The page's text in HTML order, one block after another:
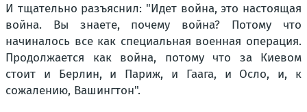
И тщательно разъяснил: "Идет война, это настоящая
война. Вы знаете, почему война? Потому что
начиналось все как специальная военная операция.
Продолжается как война, потому что за Киевом
стоит и Берлин, и Париж, и Гаага, и Осло, и, к
сожалению, Вашингтон".